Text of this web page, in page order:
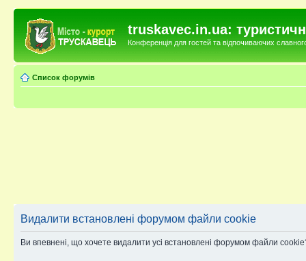
truskavec.in.ua:
Конференція для гостей та відпочиваючих
Список форумів
Видалити встановлені форумом файли cookie
Ви впевнені, що хочете видалити усі встановлені форумом файли